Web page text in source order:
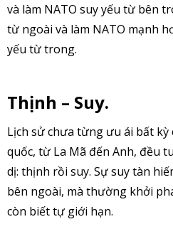
và làm NATO suy yếu từ bên
từ ngoài và làm NATO mạnh
yếu từ trong.
Thịnh – Suy.
Lịch sử chưa từng ưu ái bất
quốc, từ La Mã đến Anh, đều
dị: thịnh rồi suy. Sự suy tàn
bên ngoài, mà thường khởi
còn biết tự giới hạn.